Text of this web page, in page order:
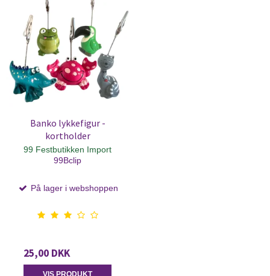
Banko lykkefigur -
kortholder
99 Festbutikken Import
99Bclip
På lager i webshoppen
25,00 DKK
VIS PRODUKT